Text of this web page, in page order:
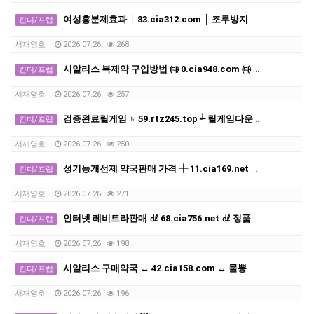
킨디/프랩 여성흥분제효과 ┤ 83.cia312.com ┤ 조루방지제 구입
서재영호 2026.07.26 268
킨디/프랩 시알리스 복제약 구입방법 ㈙ 0.cia948.com ㈙ 발기부전치료제 구매처 사이트
서재영호 2026.07.26 257
킨디/프랩 검증완료릴게임 ♄ 59.rtz245.top ┵ 릴게임다운로드
서재영호 2026.07.26 250
킨디/프랩 성기능개선제 약국판매 가격 ╀ 11.cia169.net ╀ 비아그라구매 사이트
서재영호 2026.07.26 271
킨디/프랩 인터넷 레비트라판매 ㎗ 68.cia756.net ㎗ 정품 발기부전치료제구매처사이트
서재영호 2026.07.26 198
킨디/프랩 시알리스 구매약국 ↔ 42.cia158.com ↔ 물뽕 구입하는곳
서재영호 2026.07.26 196